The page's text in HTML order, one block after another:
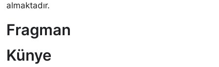
almaktadır.
Fragman
Künye